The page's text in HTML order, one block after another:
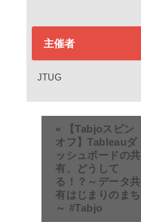
主催者
JTUG
« 【Tabjoスピン
オフ】Tableauダ
ッシュボードの共
有、どうして
る！？～データ共
有はじまりのまち
～ #Tabjo